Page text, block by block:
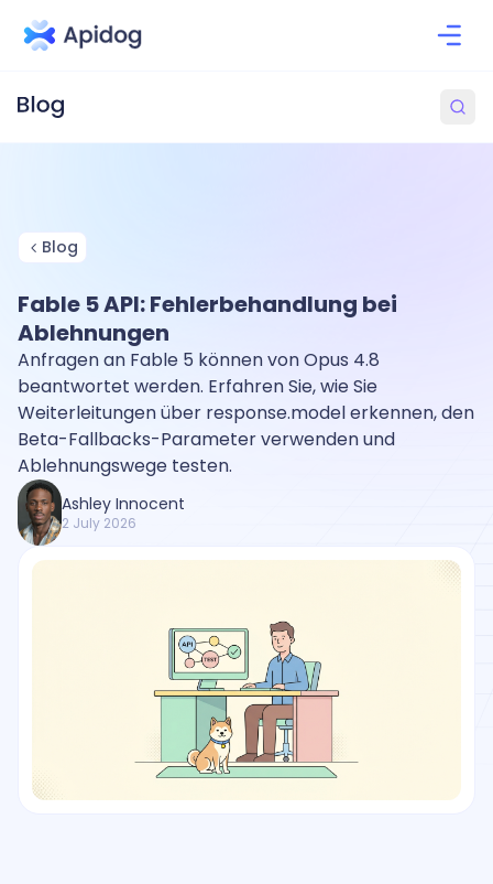
Blog
Fable 5 API: Fehlerbehandlung bei
Ablehnungen
Anfragen an Fable 5 können von Opus 4.8
beantwortet werden. Erfahren Sie, wie Sie
Weiterleitungen über response.model erkennen, den
Beta-Fallbacks-Parameter verwenden und
Ablehnungswege testen.
Ashley Innocent
2 July 2026